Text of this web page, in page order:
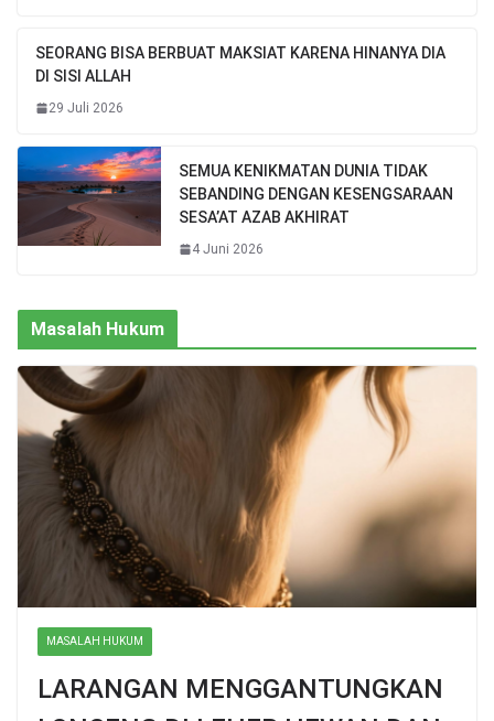
SEORANG BISA BERBUAT MAKSIAT KARENA HINANYA DIA
DI SISI ALLAH
29 Juli 2026
SEMUA KENIKMATAN DUNIA TIDAK
SEBANDING DENGAN KESENGSARAAN
SESA’AT AZAB AKHIRAT
4 Juni 2026
Masalah Hukum
MASALAH HUKUM
LARANGAN MENGGANTUNGKAN